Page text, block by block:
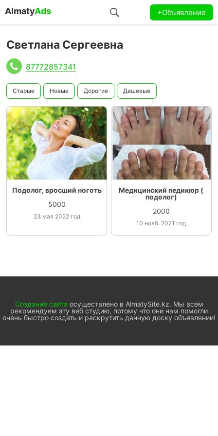
AlmatyAds +Объявление
Светлана Сергеевна
87772857341
Старые Новые Дорогие Дешевые
Подолог, вросший ноготь
5000
23 мая 2022 год
Медицинский педикюр (
подолог)
2000
10 нояб. 2021 год
Создание сайта осуществлено в AlmatySite.kz. Мы всем
рекомендуем эту веб студию, потому что они нам помогли
очень быстро создать и раскрутить данную доску объявлении!